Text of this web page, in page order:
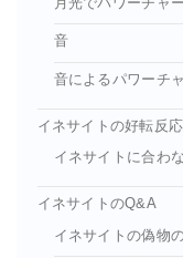
音
音によるパワーチ
イネサイトの好転反
イネサイトに合わ
イネサイトのQ&A
イネサイトの偽物